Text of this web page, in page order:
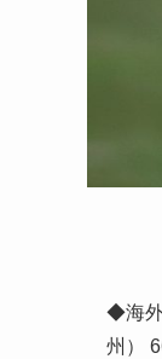
◆海外
州）